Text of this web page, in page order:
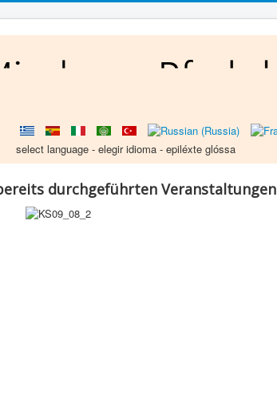
select language - elegir idioma - epiléxte glóssa
durchgeführten Veranstaltungen